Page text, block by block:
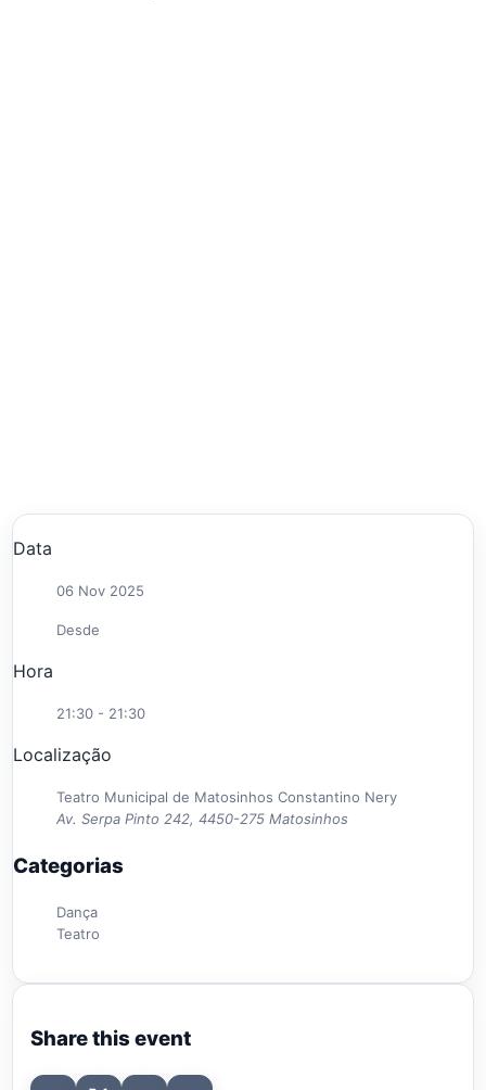
Data
06 Nov 2025
Desde
Hora
21:30 - 21:30
Localização
Teatro Municipal de Matosinhos Constantino Nery
Av. Serpa Pinto 242, 4450-275 Matosinhos
Categorias
Dança
Teatro
Share this event